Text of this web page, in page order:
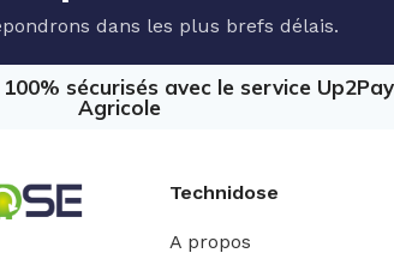
dans les plus brefs délais.
sécurisés avec le service
Agricole
Technidose
A propos